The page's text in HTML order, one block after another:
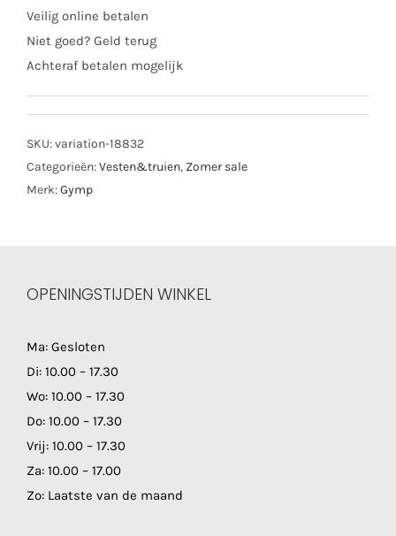
Veilig online betalen
Niet goed? Geld terug
Achteraf betalen mogelijk
SKU:variation-18832
Categorieën:Vesten&truien, Zomer sale
Merk:Gymp
OPENINGSTIJDEN WINKEL
Ma: Gesloten
Di: 10.00 – 17.30
Wo: 10.00 – 17.30
Do: 10.00 – 17.30
Vrij: 10.00 – 17.30
Za: 10.00 – 17.00
Zo: Laatste van de maand